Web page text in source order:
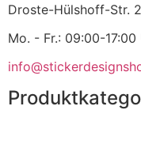
Droste-Hülshoff-Str.
Mo. - Fr.: 09:00-17:00